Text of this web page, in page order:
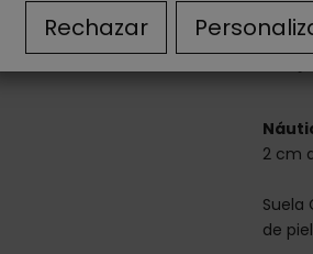
2 cm
Suela
de
Rechazar